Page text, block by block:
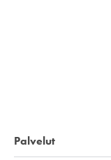
Palvelut